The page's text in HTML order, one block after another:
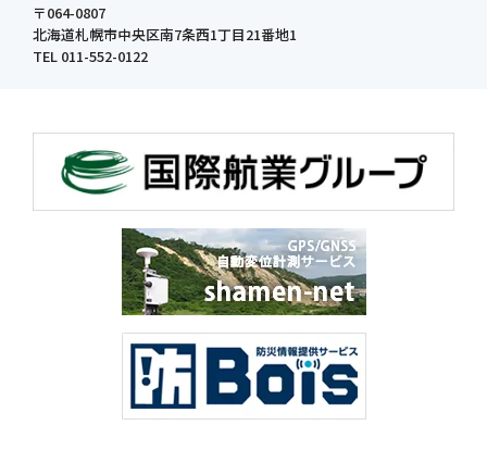
〒064-0807
北海道札幌市中央区南7条西1丁目21番地1
TEL 011-552-0122